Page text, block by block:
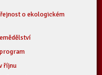
o ekologickém
říjnu